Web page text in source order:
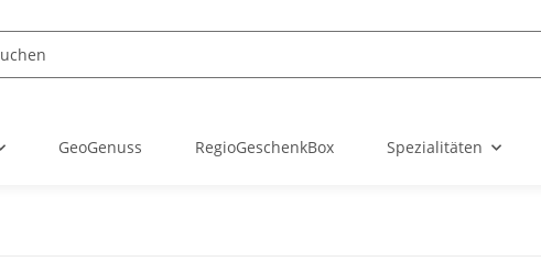
GeoGenuss RegioGeschenkBox Spezialitäten